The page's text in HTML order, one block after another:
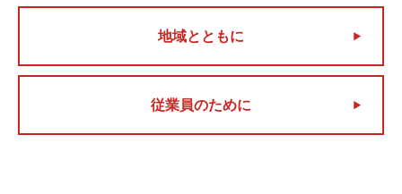
地域とともに
従業員のために